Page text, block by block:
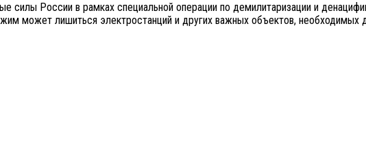
силы России в рамках специальной операции по демилитаризации и
может лишиться электростанций и других важных объектов,